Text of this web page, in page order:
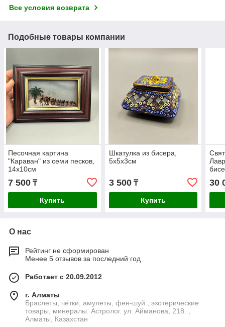
Все условия возврата
Подобные товары компании
Песочная картина
"Караван" из семи песков,
14х10см
7 500 ₸
Купить
Шкатулка из бисера,
5х5х3см
3 500₸
Купить
30
О нас
Рейтинг не сформирован
Менее 5 отзывов за последний год
Работает с 20.09.2012
г. Алматы
Браслеты, чётки, амулеты, фен-шуй , эзотерические
товары, минералы. Астролог. ул. Айманова, 218. ,
Алматы, Казахстан